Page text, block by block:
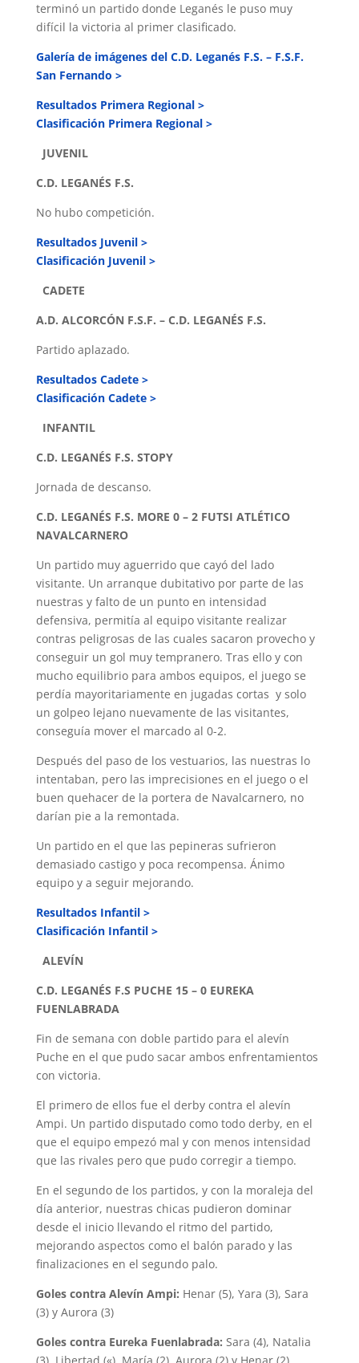
terminó un partido donde Leganés le puso muy
difícil la victoria al primer clasificado.
Galería de imágenes del C.D. Leganés F.S. – F.S.F.
San Fernando >
Resultados Primera Regional >
Clasificación Primera Regional >
JUVENIL
C.D. LEGANÉS F.S.
No hubo competición.
Resultados Juvenil >
Clasificación Juvenil >
CADETE
A.D. ALCORCÓN F.S.F. – C.D. LEGANÉS F.S.
Partido aplazado.
Resultados Cadete >
Clasificación Cadete >
INFANTIL
C.D. LEGANÉS F.S. STOPY
Jornada de descanso.
C.D. LEGANÉS F.S. MORE 0 – 2 FUTSI ATLÉTICO
NAVALCARNERO
Un partido muy aguerrido que cayó del lado
visitante. Un arranque dubitativo por parte de las
nuestras y falto de un punto en intensidad
defensiva, permitía al equipo visitante realizar
contras peligrosas de las cuales sacaron provecho y
conseguir un gol muy tempranero. Tras ello y con
mucho equilibrio para ambos equipos, el juego se
perdía mayoritariamente en jugadas cortas y solo
un golpeo lejano nuevamente de las visitantes,
conseguía mover el marcado al 0-2.
Después del paso de los vestuarios, las nuestras lo
intentaban, pero las imprecisiones en el juego o el
buen quehacer de la portera de Navalcarnero, no
darían pie a la remontada.
Un partido en el que las pepineras sufrieron
demasiado castigo y poca recompensa. Ánimo
equipo y a seguir mejorando.
Resultados Infantil >
Clasificación Infantil >
ALEVÍN
C.D. LEGANÉS F.S PUCHE 15 – 0 EUREKA
FUENLABRADA
Fin de semana con doble partido para el alevín
Puche en el que pudo sacar ambos enfrentamientos
con victoria.
El primero de ellos fue el derby contra el alevín
Ampi. Un partido disputado como todo derby, en el
que el equipo empezó mal y con menos intensidad
que las rivales pero que pudo corregir a tiempo.
En el segundo de los partidos, y con la moraleja del
día anterior, nuestras chicas pudieron dominar
desde el inicio llevando el ritmo del partido,
mejorando aspectos como el balón parado y las
finalizaciones en el segundo palo.
Goles contra Alevín Ampi: Henar (5), Yara (3), Sara
(3) y Aurora (3)
Goles contra Eureka Fuenlabrada: Sara (4), Natalia